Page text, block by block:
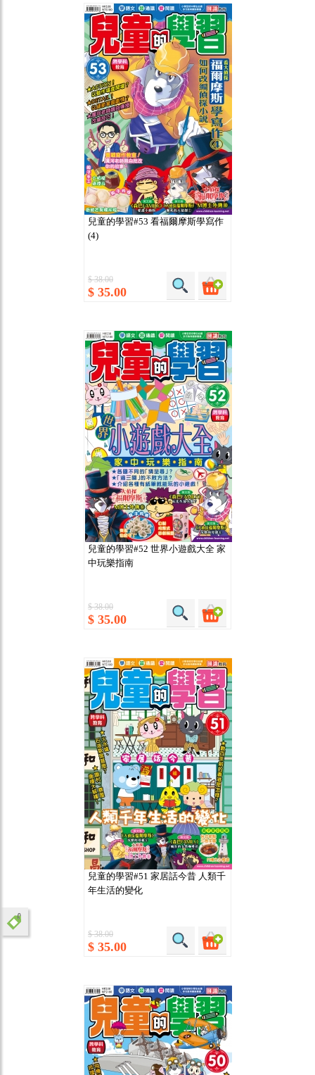
兒童的學習#53 看福爾摩斯學寫作
(4)
$ 38.00
$ 35.00
兒童的學習#52 世界小遊戲大全 家
中玩樂指南
$ 38.00
$ 35.00
兒童的學習#51 家居話今昔 人類千
年生活的變化
$ 38.00
$ 35.00